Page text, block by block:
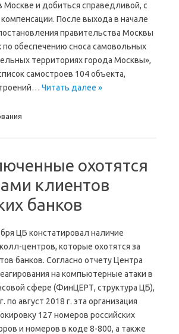
и добиться справедливой, с
компенсации. После выхода в начале
правительства Москвы
обеспечению сноса самовольных
территориях города Москвы»,
самостроев 104 объекта,
Читать далее »
охотятся
клиентов
банков
ЦБ констатировал наличие
центров, которые охотятся за
банков. Согласно отчету Центра
на компьютерные атаки в
сфере (ФинЦЕРТ, структура ЦБ),
по август 2018 г. эта организация
127 номеров российских
и номеров в коде 8-800, а также